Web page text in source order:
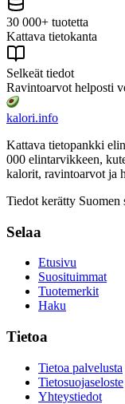
30 000+ tuotetta
Kattava tietokanta
Selkeät tiedot
Ravintoarvot helposti
kalori.info
Kattava tietopankki
000 elintarvikkeen,
kalorit, ravintoarvot ja
Tiedot kerätty Suomen
Selaa
Etusivu
Suosituimmat
Tuotemerkit
Haku
Tietoa
Tietoa palvelusta
Tietosuojaseloste
Yhteystiedot